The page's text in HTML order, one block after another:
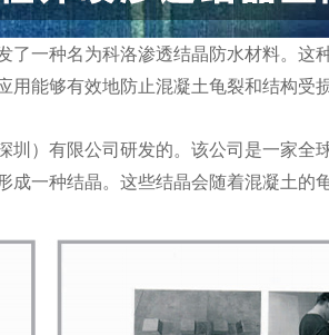
一种名为科洛渗透结晶防水材料。
能够有效地防止混凝土龟裂和结构受损
）有限公司研发的。该公司是一家
一种结晶。这些结晶会随着混凝土